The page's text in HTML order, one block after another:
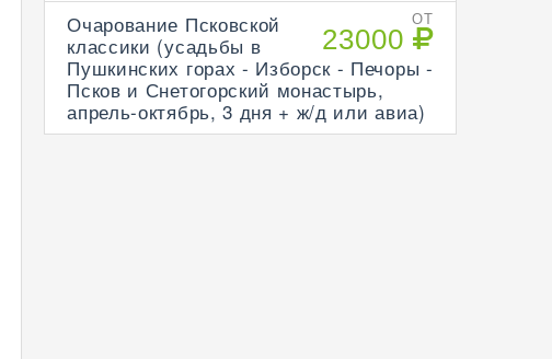
ОТ
23000
Очарование Псковской
классики (усадьбы в
Пушкинских горах - Изборск - Печоры -
Псков и Снетогорский монастырь,
апрель-октябрь, 3 дня + ж/д или авиа)